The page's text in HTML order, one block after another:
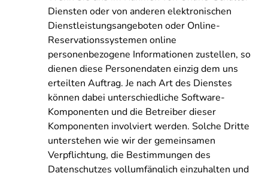
Diensten oder von anderen elektronischen
Dienstleistungsangeboten oder Online-
Reservationssystemen online
personenbezogene Informationen zustellen, so
dienen diese Personendaten einzig dem uns
erteilten Auftrag. Je nach Art des Dienstes
können dabei unterschiedliche Software-
Komponenten und die Betreiber dieser
Komponenten involviert werden. Solche Dritte
unterstehen wie wir der gemeinsamen
Verpflichtung, die Bestimmungen des
Datenschutzes vollumfänglich einzuhalten und